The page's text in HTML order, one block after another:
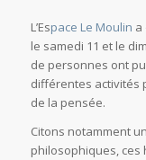
L’Espace Le Moulin a
le samedi 11 et le
de personnes ont
différentes activités
de la pensée.
Citons notamment
philosophiques,